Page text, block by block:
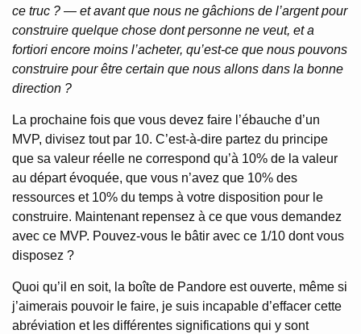
ce truc ? — et avant que nous ne gâchions de l’argent pour
construire quelque chose dont personne ne veut, et a
fortiori encore moins l’acheter, qu’est-ce que nous pouvons
construire pour être certain que nous allons dans la bonne
direction ?
La prochaine fois que vous devez faire l’ébauche d’un
MVP, divisez tout par 10. C’est-à-dire partez du principe
que sa valeur réelle ne correspond qu’à 10% de la valeur
au départ évoquée, que vous n’avez que 10% des
ressources et 10% du temps à votre disposition pour le
construire. Maintenant repensez à ce que vous demandez
avec ce MVP. Pouvez-vous le bâtir avec ce 1/10 dont vous
disposez ?
Quoi qu’il en soit, la boîte de Pandore est ouverte, même si
j’aimerais pouvoir le faire, je suis incapable d’effacer cette
abréviation et les différentes significations qui y sont